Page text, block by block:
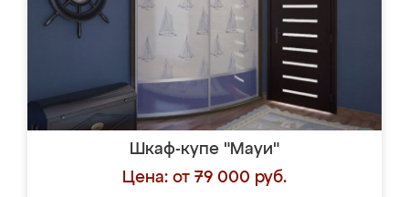
Шкаф-купе "Мауи"
Цена: от 79 000 руб.